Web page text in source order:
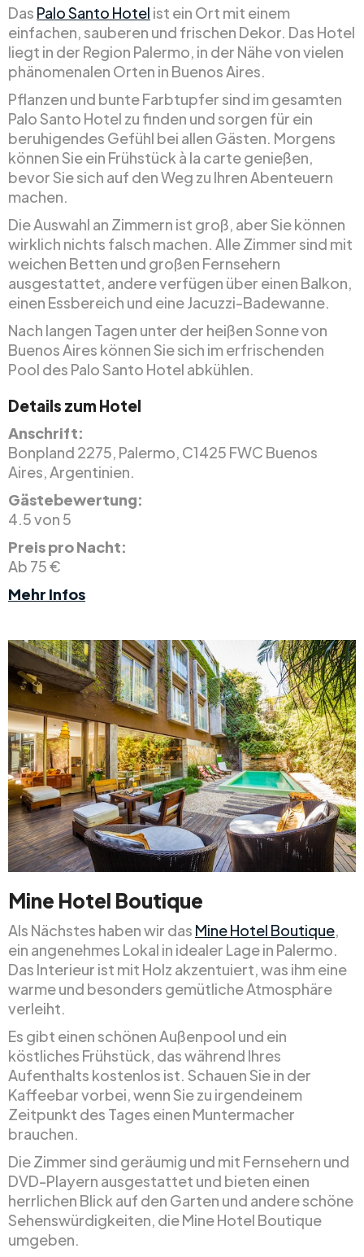
Das Palo Santo Hotel ist ein Ort mit einem
einfachen, sauberen und frischen Dekor. Das Hotel
liegt in der Region Palermo, in der Nähe von vielen
phänomenalen Orten in Buenos Aires.
Pflanzen und bunte Farbtupfer sind im gesamten
Palo Santo Hotel zu finden und sorgen für ein
beruhigendes Gefühl bei allen Gästen. Morgens
können Sie ein Frühstück à la carte genießen,
bevor Sie sich auf den Weg zu Ihren Abenteuern
machen.
Die Auswahl an Zimmern ist groß, aber Sie können
wirklich nichts falsch machen. Alle Zimmer sind mit
weichen Betten und großen Fernsehern
ausgestattet, andere verfügen über einen Balkon,
einen Essbereich und eine Jacuzzi-Badewanne.
Nach langen Tagen unter der heißen Sonne von
Buenos Aires können Sie sich im erfrischenden
Pool des Palo Santo Hotel abkühlen.
Details zum Hotel
Anschrift:
Bonpland 2275, Palermo, C1425 FWC Buenos
Aires, Argentinien.
Gästebewertung:
4.5 von 5
Preis pro Nacht:
Ab 75 €
Mehr Infos
Mine Hotel Boutique
Als Nächstes haben wir das Mine Hotel Boutique,
ein angenehmes Lokal in idealer Lage in Palermo.
Das Interieur ist mit Holz akzentuiert, was ihm eine
warme und besonders gemütliche Atmosphäre
verleiht.
Es gibt einen schönen Außenpool und ein
köstliches Frühstück, das während Ihres
Aufenthalts kostenlos ist. Schauen Sie in der
Kaffeebar vorbei, wenn Sie zu irgendeinem
Zeitpunkt des Tages einen Muntermacher
brauchen.
Die Zimmer sind geräumig und mit Fernsehern und
DVD-Playern ausgestattet und bieten einen
herrlichen Blick auf den Garten und andere schöne
Sehenswürdigkeiten, die Mine Hotel Boutique
umgeben.